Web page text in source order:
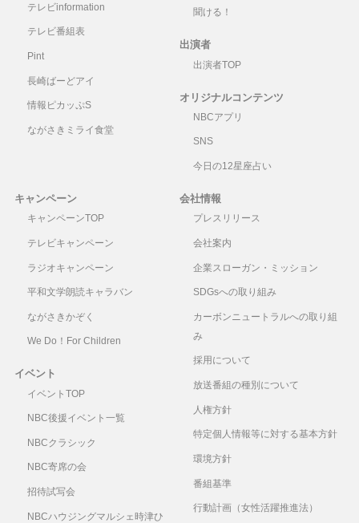
テレビinformation
テレビ番組表
Pint
長崎ばーどアイ
情報ピカッぷS
ながさきミライ食堂
聞ける！
出演者
出演者TOP
オリジナルコンテンツ
NBCアプリ
SNS
今日の12星座占い
キャンペーン
キャンペーンTOP
テレビキャンペーン
ラジオキャンペーン
平和文学朗読キャラバン
ながさきかぞく
We Do！For Children
イベント
イベントTOP
NBC後援イベント一覧
NBCクラシック
NBC寄席の会
招待試写会
NBCハウジングマルシェ時津ひ
会社情報
プレスリリース
会社案内
企業スローガン・ミッション
SDGsへの取り組み
カーボンニュートラルへの取り組
み
採用について
放送番組の種別について
人権方針
特定個人情報等に対する基本方針
環境方針
番組基準
行動計画（女性活躍推進法）